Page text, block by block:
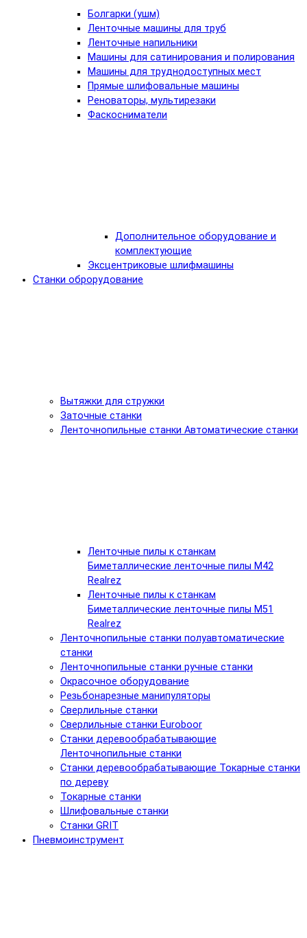
Болгарки (ушм)
Ленточные машины для труб
Ленточные напильники
Машины для сатинирования и полирования
Машины для труднодоступных мест
Прямые шлифовальные машины
Реноваторы, мультирезаки
Фаскосниматели
Дополнительное оборудование и
комплектующие
Эксцентриковые шлифмашины
Станки оброрудование
Вытяжки для стружки
Заточные станки
Ленточнопильные станки Автоматические станки
Ленточные пилы к станкам
Биметаллические ленточные пилы М42
Realrez
Ленточные пилы к станкам
Биметаллические ленточные пилы М51
Realrez
Ленточнопильные станки полуавтоматические
станки
Ленточнопильные станки ручные станки
Окрасочное оборудование
Резьбонарезные манипуляторы
Сверлильные станки
Сверлильные станки Euroboor
Станки деревообрабатывающие
Ленточнопильные станки
Станки деревообрабатывающие Токарные станки
по дереву
Токарные станки
Шлифовальные станки
Станки GRIT
Пневмоинструмент